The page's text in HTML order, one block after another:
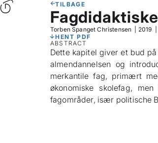
TILBAGE
Torben Spanget Christensen 2019
HENT PDF
ABSTRACT
Dette kapitel giver et bud
almendannelsen og
merkantile fag, primært
økonomiske skolefag,
fagområder, især politische